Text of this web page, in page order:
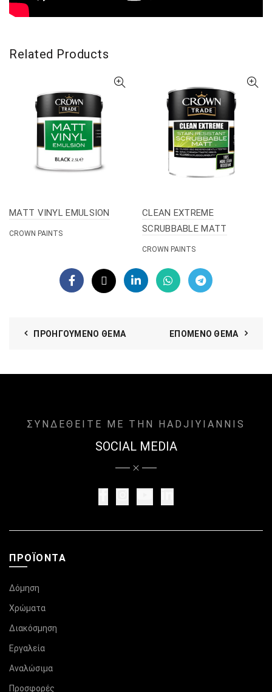
Related Products
MATT VINYL EMULSION
CROWN PAINTS
CLEAN EXTREME
SCRUBBABLE MATT
CROWN PAINTS
ΠΡΟΗΓΟΎΜΕΝΟ ΘΈΜΑ ΕΠΌΜΕΝΟ ΘΈΜΑ
ΣΥΝΔΕΘΕΙΤΕ ΜΕ ΤΗΝ HADJIYIANNIS
SOCIAL MEDIA
ΠΡΟΪΌΝΤΑ
Δόμηση
Χρώματα
Διακόσμηση
Εργαλεία
Αναλώσιμα
Προσφορές